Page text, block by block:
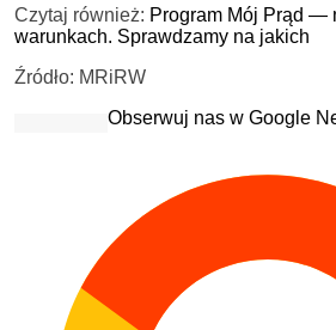
Czytaj również: Program Mój Prąd —
warunkach. Sprawdzamy na jakich
Źródło: MRiRW
Obserwuj nas w Google